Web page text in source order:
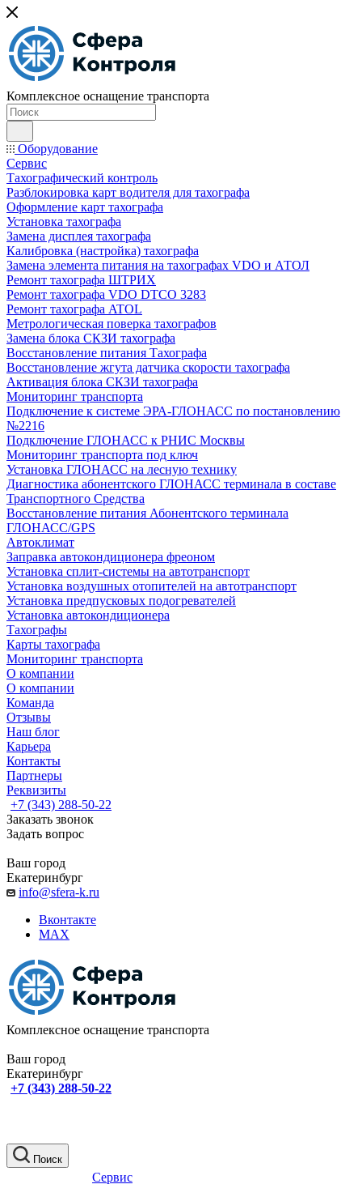
Комплексное оснащение транспорта
Оборудование
Сервис
Тахографический контроль
Разблокировка карт водителя для тахографа
Оформление карт тахографа
Установка тахографа
Замена дисплея тахографа
Калибровка (настройка) тахографа
Замена элемента питания на тахографах VDO и АТОЛ
Ремонт тахографа ШТРИХ
Ремонт тахографа VDO DTCO 3283
Ремонт тахографа ATOL
Метрологическая поверка тахографов
Замена блока СКЗИ тахографа
Восстановление питания Тахографа
Восстановление жгута датчика скорости тахографа
Активация блока СКЗИ тахографа
Мониторинг транспорта
Подключение к системе ЭРА-ГЛОНАСС по постановлению
№2216
Подключение ГЛОНАСС к РНИС Москвы
Мониторинг транспорта под ключ
Установка ГЛОНАСС на лесную технику
Диагностика абонентского ГЛОНАСС терминала в составе
Транспортного Средства
Восстановление питания Абонентского терминала
ГЛОНАСС/GPS
Автоклимат
Заправка автокондиционера фреоном
Установка сплит-системы на автотранспорт
Установка воздушных отопителей на автотранспорт
Установка предпусковых подогревателей
Установка автокондиционера
Тахографы
Карты тахографа
Мониторинг транспорта
О компании
О компании
Команда
Отзывы
Наш блог
Карьера
Контакты
Партнеры
Реквизиты
+7 (343) 288-50-22
Заказать звонок
Задать вопрос
Ваш город
Екатеринбург
info@sfera-k.ru
Вконтакте
MAX
Комплексное оснащение транспорта
Ваш город
Екатеринбург
+7 (343) 288-50-22
Поиск
Сервис